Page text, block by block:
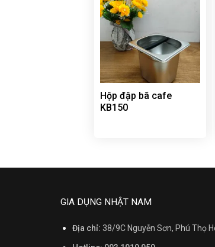
Hộp đập bã cafe
KB150
GIA DỤNG NHẬT NAM
Địa chỉ: 38/9C Nguyễn Sơn, Phú Thọ